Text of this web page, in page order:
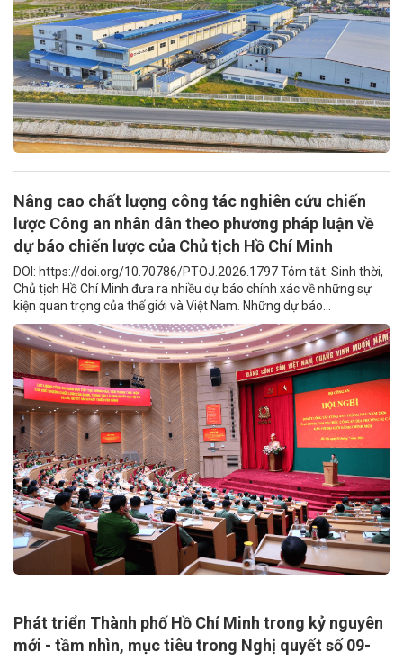
Nâng cao chất lượng công tác nghiên cứu chiến
lược Công an nhân dân theo phương pháp luận về
dự báo chiến lược của Chủ tịch Hồ Chí Minh
DOI: https://doi.org/10.70786/PTOJ.2026.1797 Tóm tắt: Sinh thời,
Chủ tịch Hồ Chí Minh đưa ra nhiều dự báo chính xác về những sự
kiện quan trọng của thế giới và Việt Nam. Những dự báo...
Phát triển Thành phố Hồ Chí Minh trong kỷ nguyên
mới - tầm nhìn, mục tiêu trong Nghị quyết số 09-